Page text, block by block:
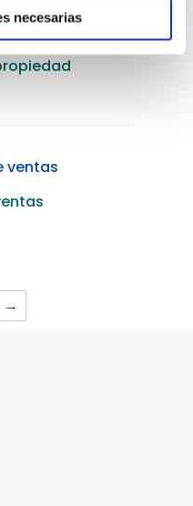
necesarias
→